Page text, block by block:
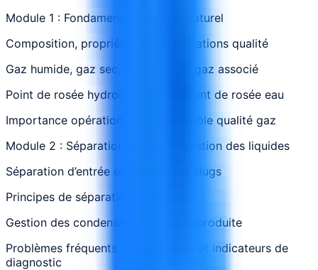
Module 1 : Fondamentaux du gaz naturel
Composition, propriétés et spécifications qualité
Gaz humide, gaz sec, gaz acide et gaz associé
Point de rosée hydrocarbures et point de rosée eau
Importance opérationnelle du contrôle qualité gaz
Module 2 : Séparation du gaz et gestion des liquides
Séparation d’entrée et gestion des slugs
Principes de séparation triphasique
Gestion des condensats et de l’eau produite
Problèmes fréquents de séparation et indicateurs de
diagnostic